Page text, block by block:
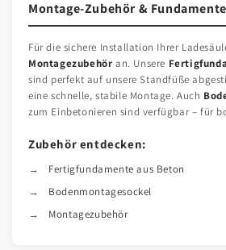
Montage-Zubehör & Fundamente
Für die sichere Installation Ihrer
Montagezubehör an. Unsere
sind perfekt auf unsere Standfüße
eine schnelle, stabile Montage. Auch
zum Einbetonieren sind verfügbar – für
Zubehör entdecken:
Fertigfundamente aus Beton
Bodenmontagesockel
Montagezubehör